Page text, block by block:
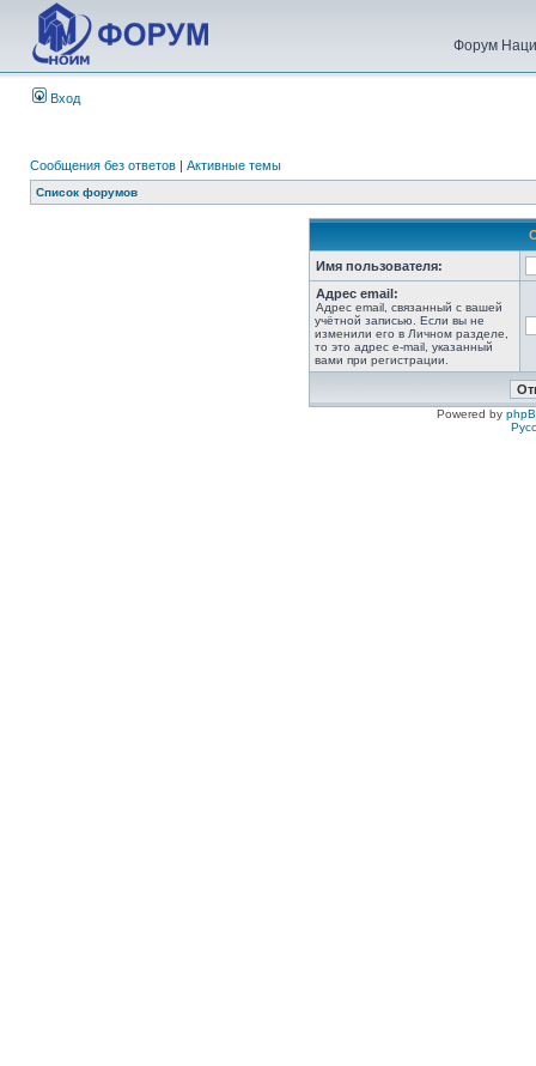
Форум
Вход
Сообщения без ответов | Активные темы
Список форумов
Имя пользователя:
Адрес email:
Адрес email, связанный с вашей
учётной записью. Если вы не
изменили его в Личном разделе,
то это адрес e-mail, указанный
вами при регистрации.
Powered by